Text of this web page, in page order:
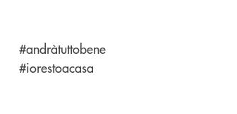
#andràtuttobene
#iorestoacasa